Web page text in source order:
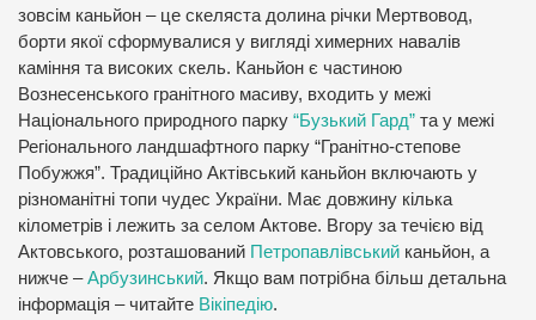
зовсім каньйон – це скеляста долина річки Мертвовод,
борти якої сформувалися у вигляді химерних навалів
каміння та високих скель. Каньйон є частиною
Вознесенського гранітного масиву, входить у межі
Національного природного парку “Бузький Гард” та у межі
Регіонального ландшафтного парку “Гранітно-степове
Побужжя”. Традиційно Актівський каньйон включають у
різноманітні топи чудес України. Має довжину кілька
кілометрів і лежить за селом Актове. Вгору за течією від
Актовського, розташований Петропавлівський каньйон, а
нижче –Арбузинський. Якщо вам потрібна більш детальна
інформація – читайте Вікіпедію.